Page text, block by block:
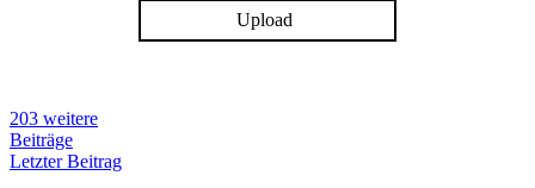
Upload
203 weitere
Beiträge
Letzter Beitrag